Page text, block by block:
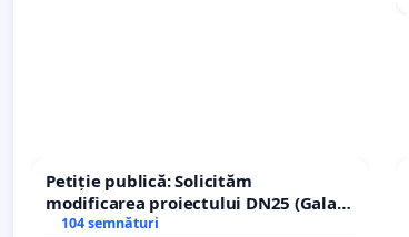
Petiție publică: Solicităm
modificarea proiectului DN25 (Galați
– Hanu Conachi) prin devierea
104 semnături